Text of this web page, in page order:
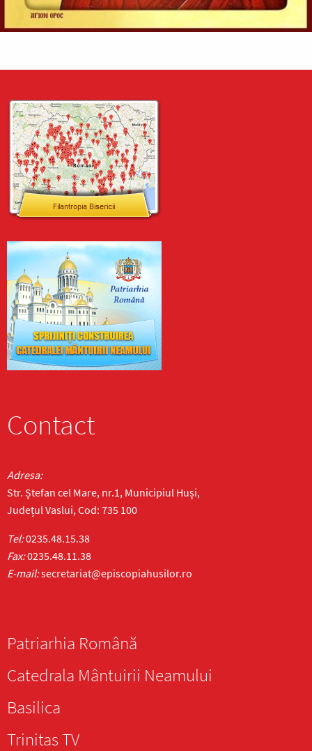
Contact
Adresa:
Str. Ștefan cel Mare, nr.1, Municipiul Huși,
Județul Vaslui, Cod: 735 100
Tel:0235.48.15.38
Fax:0235.48.11.38
E-mail:secretariat@episcopiahusilor.ro
Patriarhia Română
Catedrala Mântuirii Neamului
Basilica
Trinitas TV